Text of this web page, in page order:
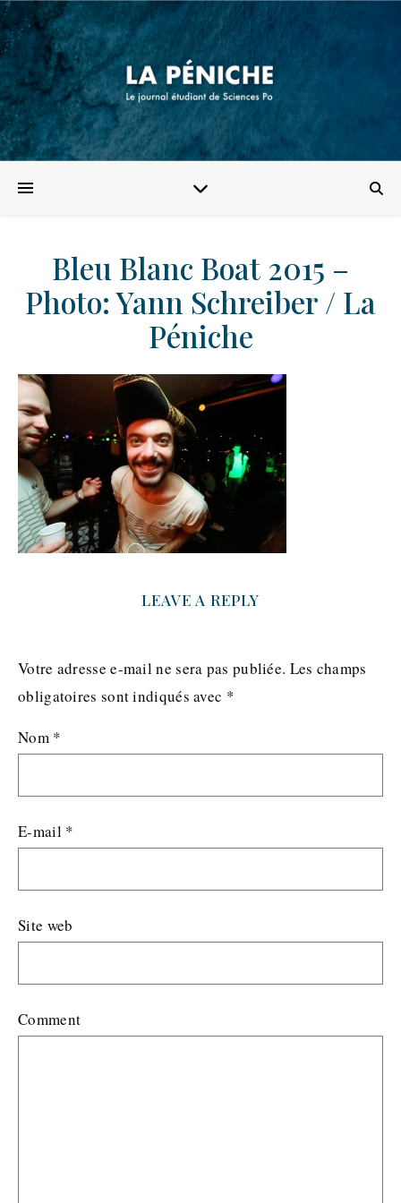
Bleu Blanc Boat 2015 –
Photo: Yann Schreiber / La
Péniche
LEAVE A REPLY
Votre adresse e-mail ne sera pas publiée. Les champs
obligatoires sont indiqués avec *
Nom *
E-mail *
Site web
Comment